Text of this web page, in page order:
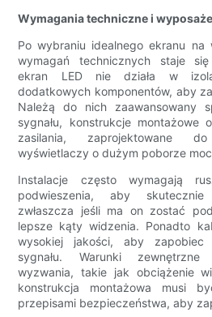
Wymagania techniczne i
Po wybraniu idealnego ekranu na
wymagań technicznych staje
ekran LED nie działa w
dodatkowych komponentów, aby
Należą do nich zaawansowany
sygnału, konstrukcje montażowe
zasilania, zaprojektowane
wyświetlaczy o dużym poborze
Instalacje często wymagają
podwieszenia, aby
zwłaszcza jeśli ma on zostać
lepsze kąty widzenia. Ponadto
wysokiej jakości, aby
sygnału. Warunki
wyzwania, takie jak obciążenie
konstrukcja montażowa musi
przepisami bezpieczeństwa, aby